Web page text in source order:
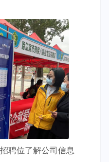
聘位了解公司信息